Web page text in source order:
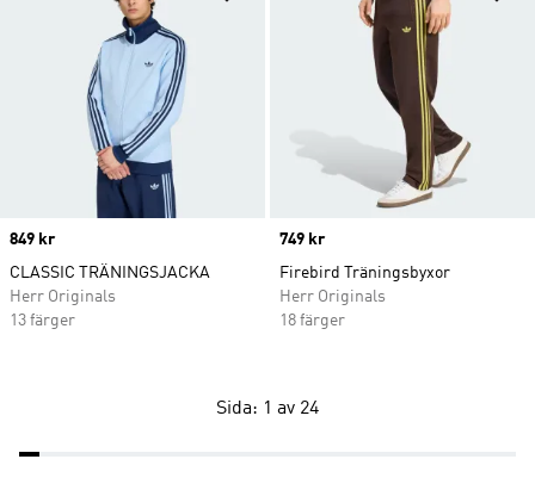
Price
849 kr
CLASSIC TRÄNINGSJACKA
Herr Originals
13 färger
Price
749 kr
Firebird Träningsbyxor
Herr Originals
18 färger
Sida: 1 av 24